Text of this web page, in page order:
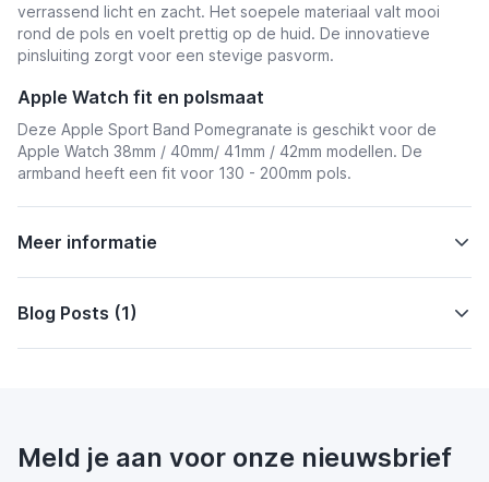
verrassend licht en zacht. Het soepele materiaal valt mooi
rond de pols en voelt prettig op de huid. De innovatieve
pinsluiting zorgt voor een stevige pasvorm.
Apple Watch fit en polsmaat
Deze Apple Sport Band Pomegranate is geschikt voor de
Apple Watch 38mm / 40mm/ 41mm / 42mm modellen. De
armband heeft een fit voor 130 - 200mm pols.
Meer informatie
Blog Posts (1)
Meld je aan voor onze nieuwsbrief